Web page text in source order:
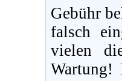
Gebühr
falsch
vielen
Wartung!